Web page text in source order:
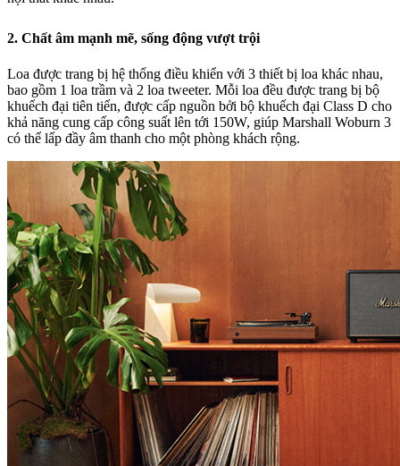
2. Chất âm mạnh mẽ, sống động vượt trội
Loa được trang bị hệ thống điều khiển với 3 thiết bị loa khác nhau,
bao gồm 1 loa trầm và 2 loa tweeter. Mỗi loa đều được trang bị bộ
khuếch đại tiên tiến, được cấp nguồn bởi bộ khuếch đại Class D cho
khả năng cung cấp công suất lên tới 150W, giúp Marshall Woburn 3
có thể lấp đầy âm thanh cho một phòng khách rộng.